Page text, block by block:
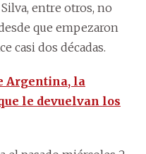
entre otros, no
que empezaron
casi dos décadas.
Argentina, la
le devuelvan los